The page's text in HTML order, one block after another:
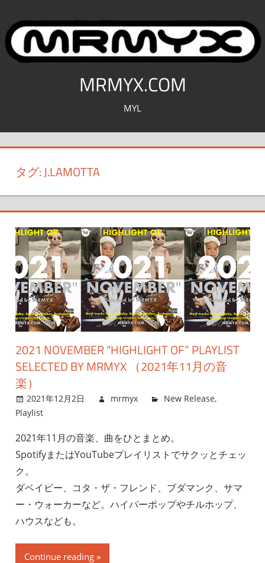
テ
ッ
MRMYX.COM
MYL
タグ:J.LAMOTTA
2021 NOVEMBER “HIGHLIGHT OF” PLAYLIST
SELECTED BY MRMYX （2021年11月の音
楽）
2021年12月2日 mrmyx New Release,
Playlist
2021年11月の音楽、曲をひとまとめ。
SpotifyまたはYouTubeプレイリストでサクッとチェッ
ク。
ダベイビー、コタ・ザ・フレンド、ブダマンク、サマ
ー・ウォーカーなど。ハイパーポップやチルホップ、
ハウスなども。
Continue reading